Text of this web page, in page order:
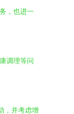
，也进一
调理等问
，并考虑增